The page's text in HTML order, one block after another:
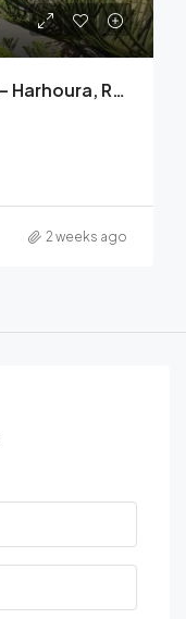
Villa meublée ou vide à louer – Harhoura, Résidence Sable d’Or
2 weeks ago